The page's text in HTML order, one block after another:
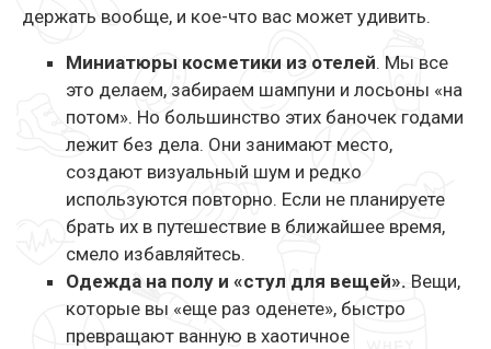
держать вообще, и кое-что вас может удивить.
Миниатюры косметики из отелей. Мы все
это делаем, забираем шампуни и лосьоны «на
потом». Но большинство этих баночек годами
лежит без дела. Они занимают место,
создают визуальный шум и редко
используются повторно. Если не планируете
брать их в путешествие в ближайшее время,
смело избавляйтесь.
Одежда на полу и «стул для вещей». Вещи,
которые вы «еще раз оденете», быстро
превращают ванную в хаотичное